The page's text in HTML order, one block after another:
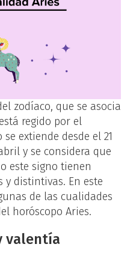
zodíaco, que se asocia
regido por el
extiende desde el 21
y se considera que
este signo tienen
y distintivas. En este
de las cualidades
horóscopo Aries.
valentía